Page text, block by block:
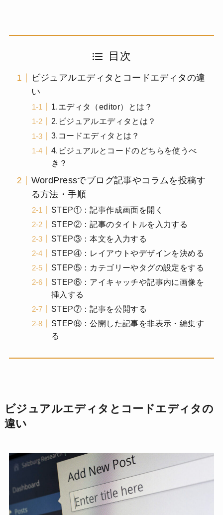
目次
ビジュアルエディタとコードエディタの違
い
1.エディタ（editor）とは？
2.ビジュアルエディタとは？
3.コードエディタとは？
4.ビジュアルとコードのどちらを使うべ
き？
WordPressでブログ記事やコラムを投稿す
る方法・手順
STEP①：記事作成画面を開く
STEP②：記事のタイトルを入力する
STEP③：本文を入力する
STEP④：レイアウトやデザインを決める
STEP⑤：カテゴリーやタグの設定をする
STEP⑥：アイキャッチや記事内に画像を
挿入する
STEP⑦：記事を公開する
STEP⑧：公開した記事を非表示・編集す
る
ビジュアルエディタとコードエディタの
違い